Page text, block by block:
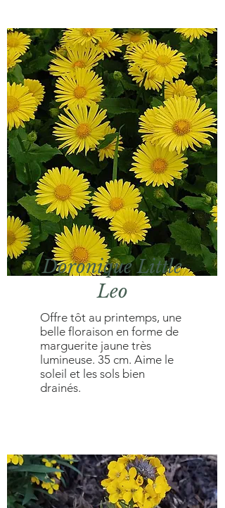
Doronique Little
Leo
Offre tôt au printemps, une
belle floraison en forme de
marguerite jaune très
lumineuse. 35 cm. Aime le
soleil et les sols bien
drainés.